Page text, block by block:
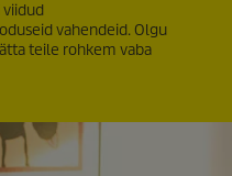
vahendeid. Olgu
teile rohkem vaba